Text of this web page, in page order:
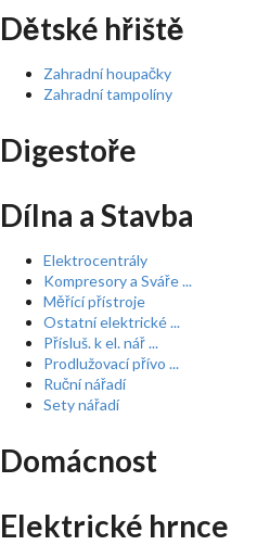
Dětské hřiště
Zahradní houpačky
Zahradní tampolíny
Digestoře
Dílna a Stavba
Elektrocentrály
Kompresory a Sváře ...
Měřící přístroje
Ostatní elektrické ...
Přísluš. k el. nář ...
Prodlužovací přívo ...
Ruční nářadí
Sety nářadí
Domácnost
Elektrické hrnce